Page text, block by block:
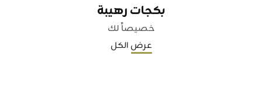
بكجات رهيبة
خصيصاً لك
عرض الكل